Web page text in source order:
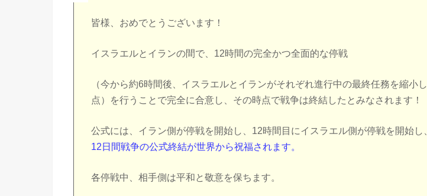
皆様、おめでとうございます！
イスラエルとイランの間で、12時間の完全かつ全面的な停戦
（今から約6時間後、イスラエルとイランがそれぞれ進行中の最終任務を縮小
点）を行うことで完全に合意し、その時点で戦争は終結したとみなされます！
公式には、イラン側が停戦を開始し、12時間目にイスラエル側が停戦を開始し
12日間戦争の公式終結が世界から祝福されます。
各停戦中、相手側は平和と敬意を保ちます。